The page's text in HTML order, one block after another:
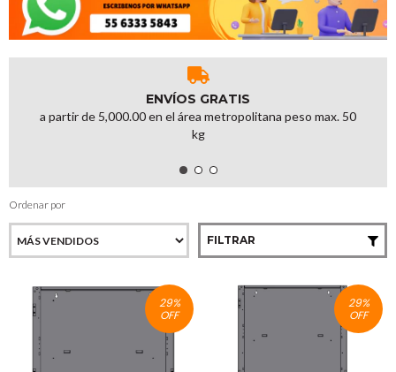
ENVÍOS GRATIS
a partir de 5,000.00 en el área metropolitana peso max. 50
kg
Ordenar por
FILTRAR
29%
OFF
29%
OFF